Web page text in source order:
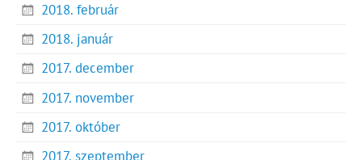
2018. február
2018. január
2017. december
2017. november
2017. október
2017. szeptember